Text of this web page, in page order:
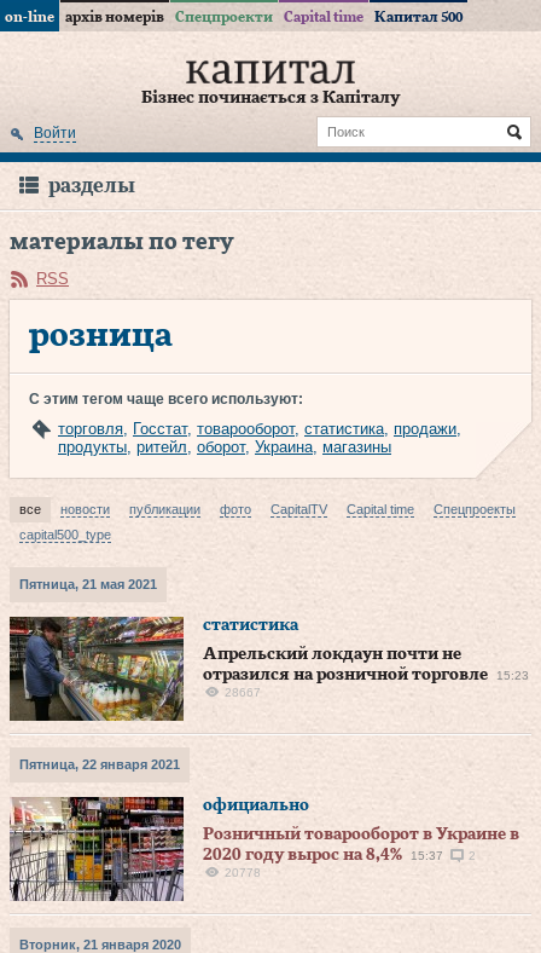
on-line архів номерів Спецпроекти Capital time Капитал 500
Бізнес починається з Капіталу
Войти
разделы
материалы по тегу
RSS
розница
С этим тегом чаще всего используют:
торговля, Госстат, товарооборот, статистика, продажи,
продукты, ритейл, оборот, Украина, магазины
все новости публикации фото CapitalTV Capital time
Спецпроекты
capital500_type
Пятница, 21 мая 2021
статистика
Апрельский локдаун почти не
отразился на розничной торговле
15:23
28667
Пятница, 22 января 2021
официально
Розничный товарооборот в Украине в
2020 году вырос на 8,4%
15:37
2
20778
Вторник, 21 января 2020